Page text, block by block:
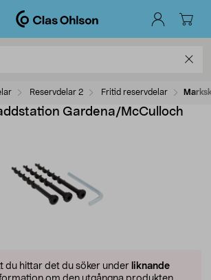
Reservdelar 2 Fritid reservdelar
Gardena/McCulloch
du hittar det du söker under liknande